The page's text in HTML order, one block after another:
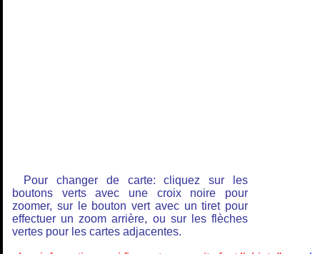
Pour changer de carte: cliquez sur les
boutons verts avec une croix noire pour
zoomer, sur le bouton vert avec un tiret pour
effectuer un zoom arrière, ou sur les flèches
vertes pour les cartes adjacentes.